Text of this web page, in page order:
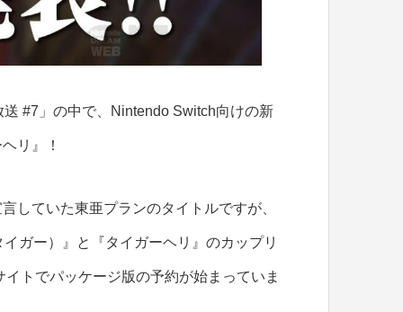
#7」の中で、Nintendo Switch向けの新
リ』！
していた東亜プランのタイトルですが、
ガー）』と『タイガーヘリ』のカップリ
トでパッケージ版の予約が始まっていま